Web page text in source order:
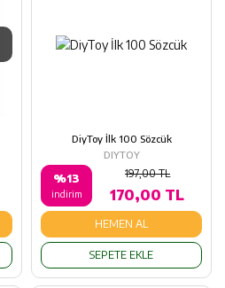
DiyToy İlk 100 Sözcük
DIYTOY
%13
indirim
197,00 TL
170,00 TL
HEMEN AL
SEPETE EKLE